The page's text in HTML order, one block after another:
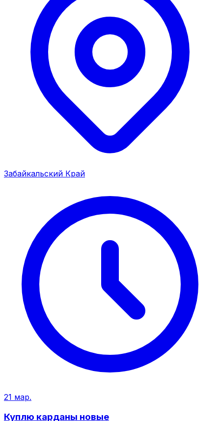
Забайкальский Край
21 мар.
Куплю карданы новые